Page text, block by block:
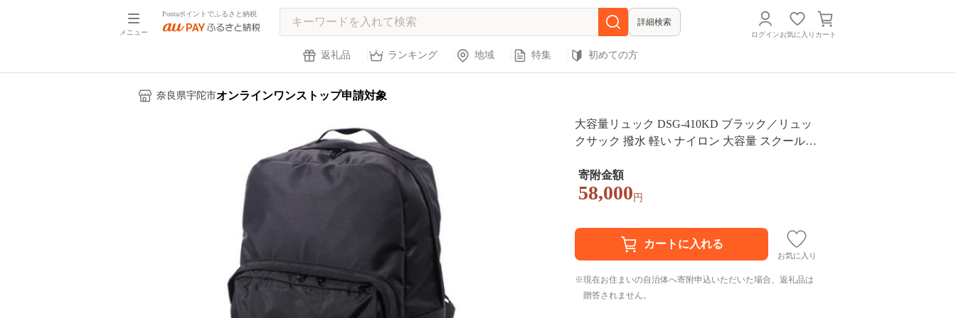
メニュー
Pontaポイントでふるさと納税
詳細検索
ログインお気に入り カート
返礼品 ランキング 地域 特集 初めての方
奈良県宇陀市オンラインワンストップ申請対象
大容量リュック DSG-410KD ブラック／リュッ
クサック 撥水 軽い ナイロン 大容量 スクールバ
ース メンズ 塾 通塾 防水 ふるさと納税
寄附金額
58,000 円
お気に入り
現在お住まいの自治体へ寄附申込いただいた場合、返礼品は
贈答されません。